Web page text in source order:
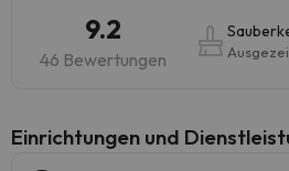
9.2
46 Bewertungen
​Einrichtungen und